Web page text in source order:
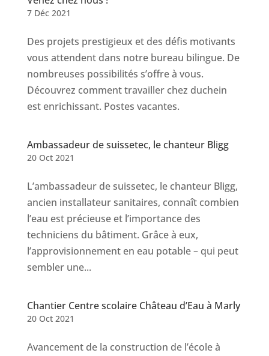
7 Déc 2021
Des projets prestigieux et des défis motivants
vous attendent dans notre bureau bilingue. De
nombreuses possibilités s’offre à vous.
Découvrez comment travailler chez duchein
est enrichissant. Postes vacantes.
Ambassadeur de suissetec, le chanteur Bligg
20 Oct 2021
L’ambassadeur de suissetec, le chanteur Bligg,
ancien installateur sanitaires, connaît combien
l’eau est précieuse et l’importance des
techniciens du bâtiment. Grâce à eux,
l’approvisionnement en eau potable – qui peut
sembler une...
Chantier Centre scolaire Château d’Eau à Marly
20 Oct 2021
Avancement de la construction de l’école à